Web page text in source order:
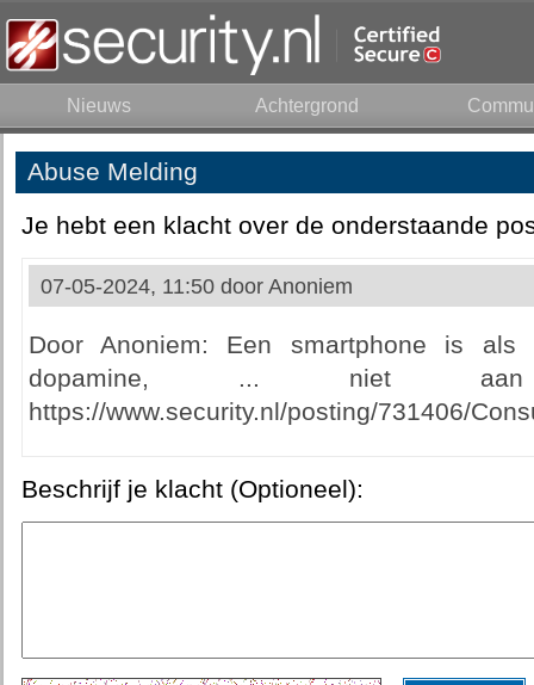
Nieuws Achtergrond
Abuse Melding
Je hebt een klacht over de onderstaande
07-05-2024, 11:50 door Anoniem
Door Anoniem: Een smartphone is als
dopamine, ... niet aan
https://www.security.nl/posting/731406/
Beschrijf je klacht (Optioneel):